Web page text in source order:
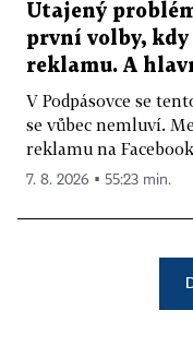
Utajený
první volby,
reklamu. A
V Podpásovce se
se vůbec nemluví.
reklamu na
7. 8. 2026 ▪ 55:23 min.